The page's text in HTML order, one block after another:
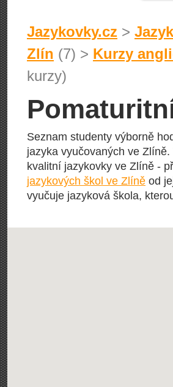
Jazykovky.cz >
Zlín (7) > Kurzy
kurzy)
Seznam studenty výborně
jazyka vyučovaných ve
kvalitní jazykovky ve Zlíně -
jazykových škol ve Zlíně od
vyučuje jazyková škola,